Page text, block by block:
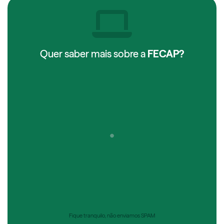
Quer saber mais sobre a FECAP?
Fique tranquilo, não enviamos SPAM